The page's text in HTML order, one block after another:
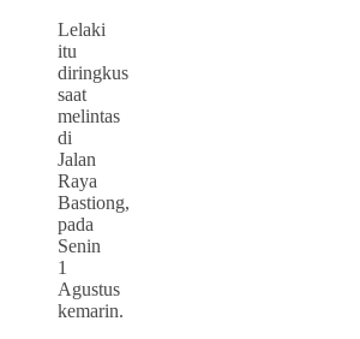
Lelaki
itu
diringkus
saat
melintas
di
Jalan
Raya
Bastiong,
pada
Senin
1
Agustus
kemarin.